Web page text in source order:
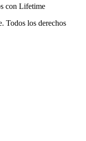
con Lifetime
Todos los derechos